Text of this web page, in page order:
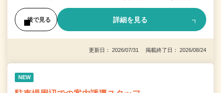
後で見る 詳細を見る
更新日： 2026/07/31 掲載終了日： 2026/08/24
NEW